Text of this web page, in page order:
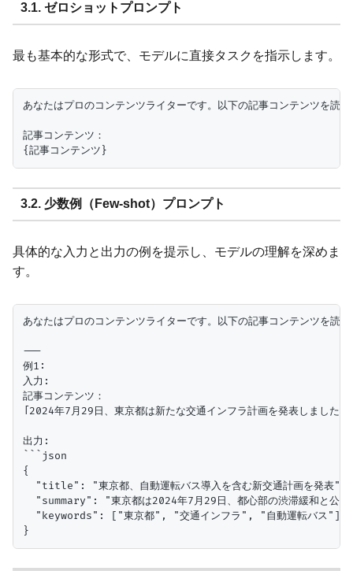
3.1. ゼロショットプロンプト
最も基本的な形式で、モデルに直接タスクを指示します。
あなたはプロのコンテンツライターです。以下の記事コンテンツを読
記事コンテンツ：
3.2. 少数例（Few-shot）プロンプト
具体的な入力と出力の例を提示し、モデルの理解を深めま
す。
あなたはプロのコンテンツライターです。以下の記事コンテンツを読
---
例1:
入力:
記事コンテンツ：
「2024年7月29日、東京都は新たな交通インフラ計画を発表しまし
出力:
```json
{
  "title": "東京都、自動運転バス導入を含む新交通計画を発表",
"summary": "東京都は2024年7月29日、都心部の渋滞緩和と公共交
  "keywords": ["東京都", "交通インフラ", "自動運転バス"]